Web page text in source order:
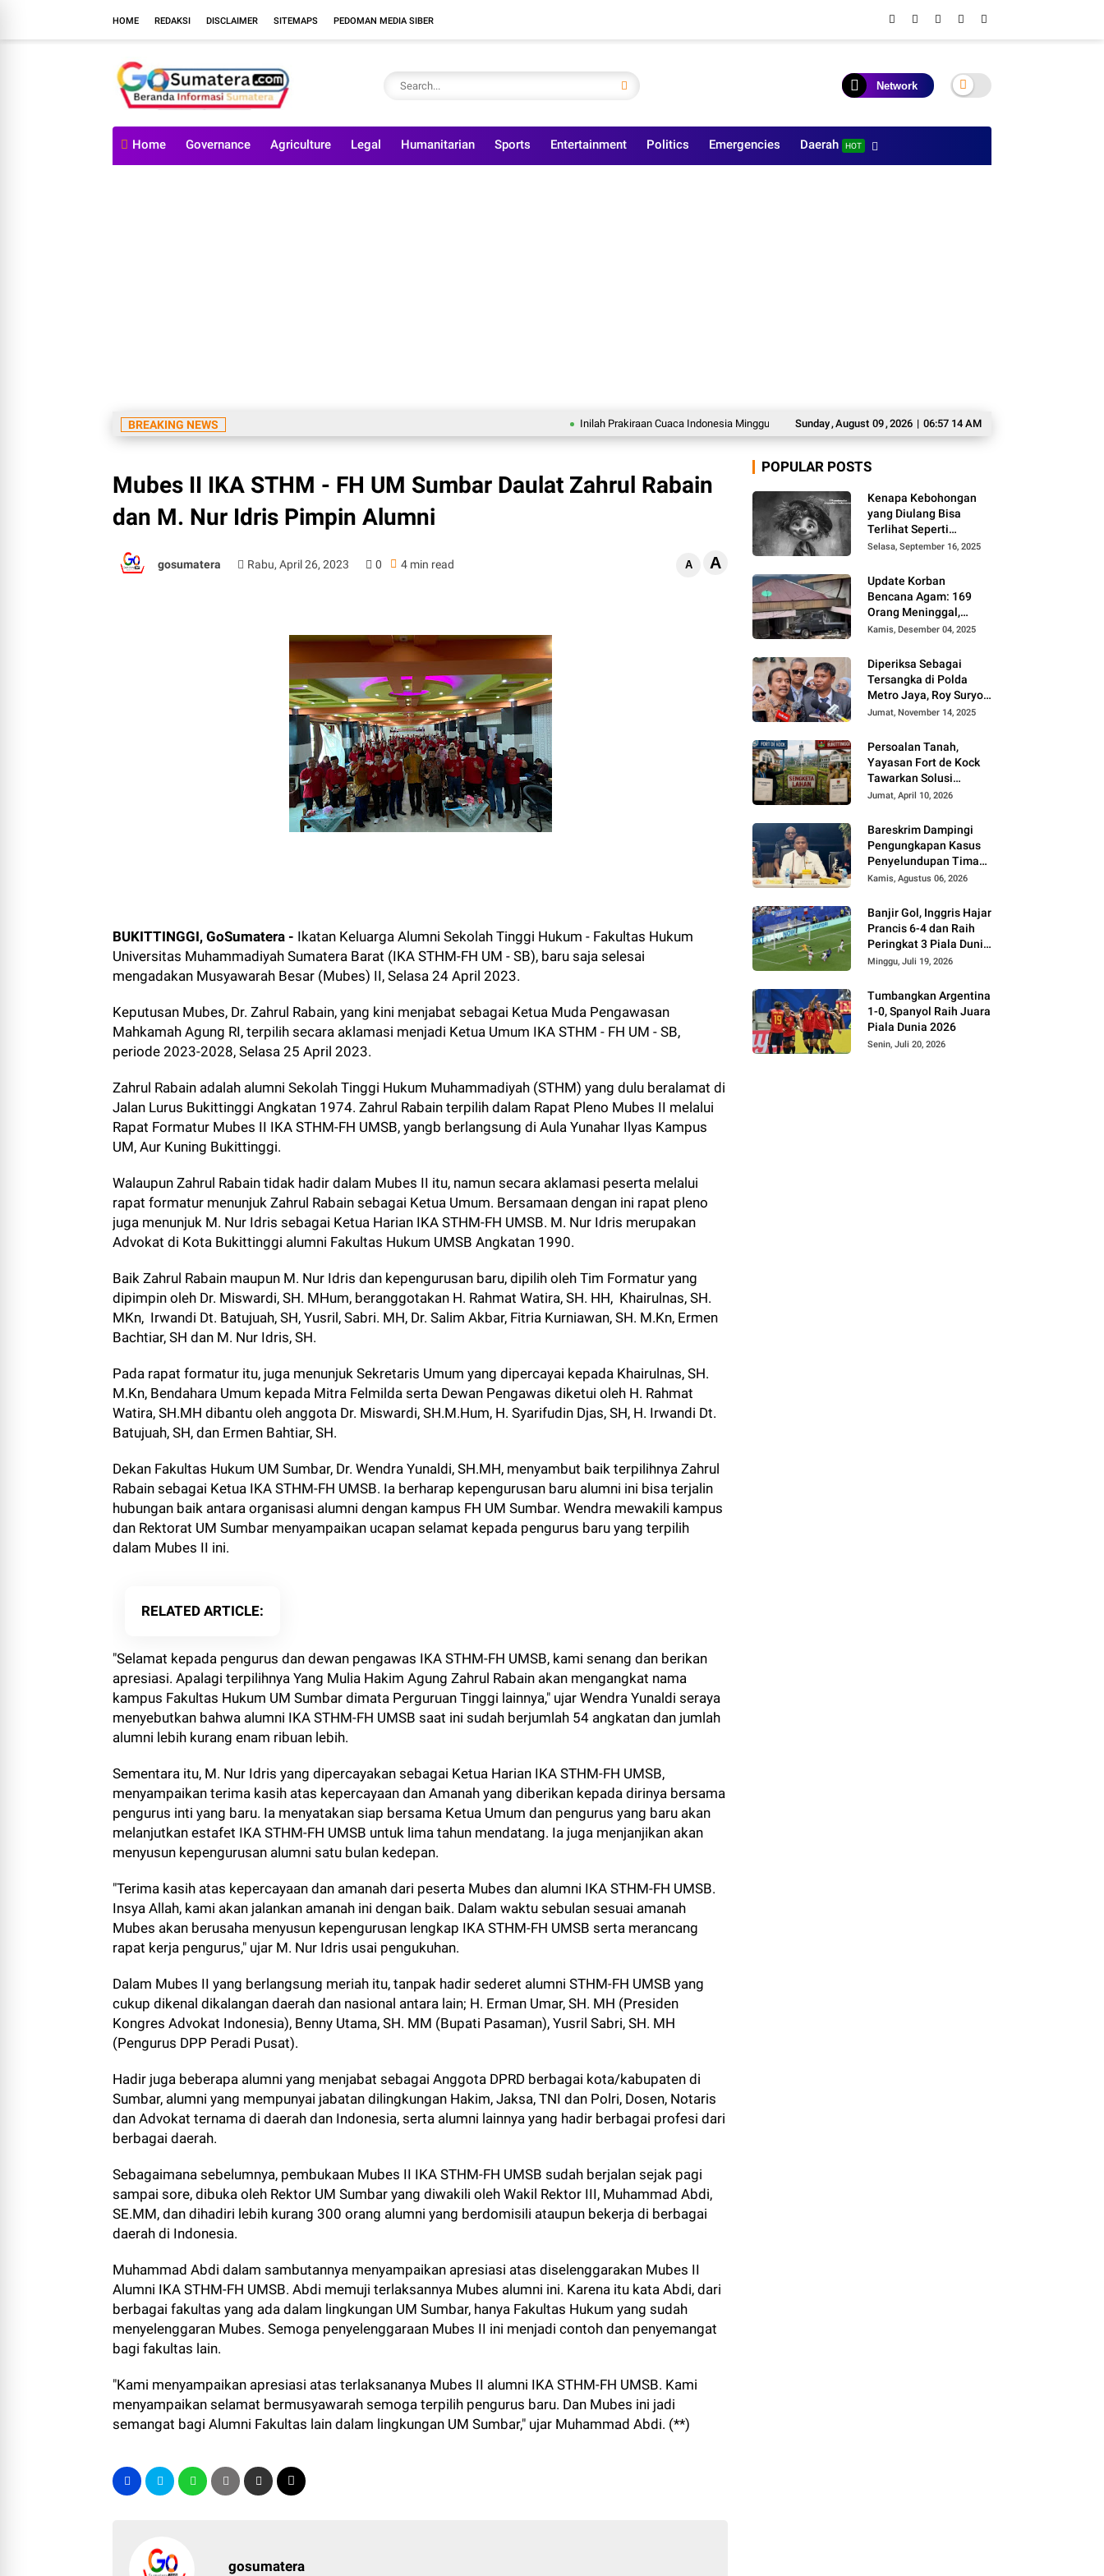
HOME REDAKSI DISCLAIMER SITEMAPS PEDOMAN MEDIA SIBER
Network
Home Governance Agriculture Legal Humanitarian Sports Entertainment Politics Emergencies Daerah HOT
Sunday,August 09,2026 | 06:57 15 AM
BREAKING NEWS Inilah Prakiraan Cuaca Indonesia Minggu, 9 Agustus 2026 Wajahnya Viral di Medsos, Wanita di Jakbar Ini Sempat
Mubes II IKA STHM - FH UM Sumbar Daulat Zahrul Rabain
dan M. Nur Idris Pimpin Alumni
gosumatera Rabu, April 26, 2023 0 4 min read A A
BUKITTINGGI, GoSumatera - Ikatan Keluarga Alumni Sekolah Tinggi Hukum - Fakultas Hukum
Universitas Muhammadiyah Sumatera Barat (IKA STHM-FH UM - SB), baru saja selesai
mengadakan Musyawarah Besar (Mubes) II, Selasa 24 April 2023.
Keputusan Mubes, Dr. Zahrul Rabain, yang kini menjabat sebagai Ketua Muda Pengawasan
Mahkamah Agung RI, terpilih secara aklamasi menjadi Ketua Umum IKA STHM - FH UM - SB,
periode 2023-2028, Selasa 25 April 2023.
Zahrul Rabain adalah alumni Sekolah Tinggi Hukum Muhammadiyah (STHM) yang dulu beralamat di
Jalan Lurus Bukittinggi Angkatan 1974. Zahrul Rabain terpilih dalam Rapat Pleno Mubes II melalui
Rapat Formatur Mubes II IKA STHM-FH UMSB, yangb berlangsung di Aula Yunahar Ilyas Kampus
UM, Aur Kuning Bukittinggi.
Walaupun Zahrul Rabain tidak hadir dalam Mubes II itu, namun secara aklamasi peserta melalui
rapat formatur menunjuk Zahrul Rabain sebagai Ketua Umum. Bersamaan dengan ini rapat pleno
juga menunjuk M. Nur Idris sebagai Ketua Harian IKA STHM-FH UMSB. M. Nur Idris merupakan
Advokat di Kota Bukittinggi alumni Fakultas Hukum UMSB Angkatan 1990.
Baik Zahrul Rabain maupun M. Nur Idris dan kepengurusan baru, dipilih oleh Tim Formatur yang
dipimpin oleh Dr. Miswardi, SH. MHum, beranggotakan H. Rahmat Watira, SH. HH, Khairulnas, SH.
MKn, Irwandi Dt. Batujuah, SH, Yusril, Sabri. MH, Dr. Salim Akbar, Fitria Kurniawan, SH. M.Kn, Ermen
Bachtiar, SH dan M. Nur Idris, SH.
Pada rapat formatur itu, juga menunjuk Sekretaris Umum yang dipercayai kepada Khairulnas, SH.
M.Kn, Bendahara Umum kepada Mitra Felmilda serta Dewan Pengawas diketui oleh H. Rahmat
Watira, SH.MH dibantu oleh anggota Dr. Miswardi, SH.M.Hum, H. Syarifudin Djas, SH, H. Irwandi Dt.
Batujuah, SH, dan Ermen Bahtiar, SH.
Dekan Fakultas Hukum UM Sumbar, Dr. Wendra Yunaldi, SH.MH, menyambut baik terpilihnya Zahrul
Rabain sebagai Ketua IKA STHM-FH UMSB. Ia berharap kepengurusan baru alumni ini bisa terjalin
hubungan baik antara organisasi alumni dengan kampus FH UM Sumbar. Wendra mewakili kampus
dan Rektorat UM Sumbar menyampaikan ucapan selamat kepada pengurus baru yang terpilih
dalam Mubes II ini.
RELATED ARTICLE
"Selamat kepada pengurus dan dewan pengawas IKA STHM-FH UMSB, kami senang dan berikan
apresiasi. Apalagi terpilihnya Yang Mulia Hakim Agung Zahrul Rabain akan mengangkat nama
kampus Fakultas Hukum UM Sumbar dimata Perguruan Tinggi lainnya," ujar Wendra Yunaldi seraya
menyebutkan bahwa alumni IKA STHM-FH UMSB saat ini sudah berjumlah 54 angkatan dan jumlah
alumni lebih kurang enam ribuan lebih.
Sementara itu, M. Nur Idris yang dipercayakan sebagai Ketua Harian IKA STHM-FH UMSB,
menyampaikan terima kasih atas kepercayaan dan Amanah yang diberikan kepada dirinya bersama
pengurus inti yang baru. Ia menyatakan siap bersama Ketua Umum dan pengurus yang baru akan
melanjutkan estafet IKA STHM-FH UMSB untuk lima tahun mendatang. Ia juga menjanjikan akan
menyusun kepengurusan alumni satu bulan kedepan.
"Terima kasih atas kepercayaan dan amanah dari peserta Mubes dan alumni IKA STHM-FH UMSB.
Insya Allah, kami akan jalankan amanah ini dengan baik. Dalam waktu sebulan sesuai amanah
Mubes akan berusaha menyusun kepengurusan lengkap IKA STHM-FH UMSB serta merancang
rapat kerja pengurus," ujar M. Nur Idris usai pengukuhan.
Dalam Mubes II yang berlangsung meriah itu, tanpak hadir sederet alumni STHM-FH UMSB yang
cukup dikenal dikalangan daerah dan nasional antara lain; H. Erman Umar, SH. MH (Presiden
Kongres Advokat Indonesia), Benny Utama, SH. MM (Bupati Pasaman), Yusril Sabri, SH. MH
(Pengurus DPP Peradi Pusat).
Hadir juga beberapa alumni yang menjabat sebagai Anggota DPRD berbagai kota/kabupaten di
Sumbar, alumni yang mempunyai jabatan dilingkungan Hakim, Jaksa, TNI dan Polri, Dosen, Notaris
dan Advokat ternama di daerah dan Indonesia, serta alumni lainnya yang hadir berbagai profesi dari
berbagai daerah.
Sebagaimana sebelumnya, pembukaan Mubes II IKA STHM-FH UMSB sudah berjalan sejak pagi
sampai sore, dibuka oleh Rektor UM Sumbar yang diwakili oleh Wakil Rektor III, Muhammad Abdi,
SE.MM, dan dihadiri lebih kurang 300 orang alumni yang berdomisili ataupun bekerja di berbagai
daerah di Indonesia.
Muhammad Abdi dalam sambutannya menyampaikan apresiasi atas diselenggarakan Mubes II
Alumni IKA STHM-FH UMSB. Abdi memuji terlaksannya Mubes alumni ini. Karena itu kata Abdi, dari
berbagai fakultas yang ada dalam lingkungan UM Sumbar, hanya Fakultas Hukum yang sudah
menyelenggaran Mubes. Semoga penyelenggaraan Mubes II ini menjadi contoh dan penyemangat
bagi fakultas lain.
"Kami menyampaikan apresiasi atas terlaksananya Mubes II alumni IKA STHM-FH UMSB. Kami
menyampaikan selamat bermusyawarah semoga terpilih pengurus baru. Dan Mubes ini jadi
semangat bagi Alumni Fakultas lain dalam lingkungan UM Sumbar," ujar Muhammad Abdi. (**)
gosumatera
POPULAR POSTS
Kenapa Kebohongan
yang Diulang Bisa
Terlihat Seperti
Kebenaran, Ini
Selasa, September 16, 2025
Update Korban
Bencana Agam: 169
Orang Meninggal,
Belum Ditemukan 86
Kamis, Desember 04, 2025
Diperiksa Sebagai
Tersangka di Polda
Metro Jaya, Roy Suryo
Cs Tidak Ditahan
Jumat, November 14, 2025
Persoalan Tanah,
Yayasan Fort de Kock
Tawarkan Solusi
Alternatif Kepada
Jumat, April 10, 2026
Bareskrim Dampingi
Pengungkapan Kasus
Penyelundupan Timah
dari Babel ke Malaysia
Kamis, Agustus 06, 2026
Banjir Gol, Inggris Hajar
Prancis 6-4 dan Raih
Peringkat 3 Piala Dunia
2026
Minggu, Juli 19, 2026
Tumbangkan Argentina
1-0, Spanyol Raih Juara
Piala Dunia 2026
Senin, Juli 20, 2026